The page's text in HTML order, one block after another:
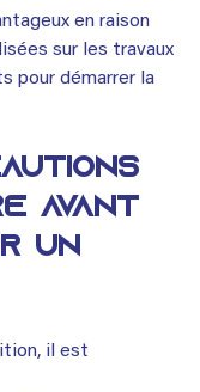
en raison
sur les travaux
pour démarrer la
avant
un
il est